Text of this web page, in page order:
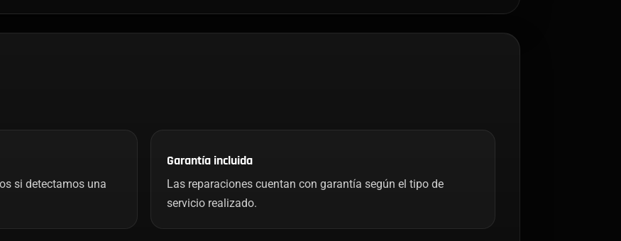
si detectamos una
Garantía incluida
Las reparaciones cuentan con garantía según el tipo de
servicio realizado.